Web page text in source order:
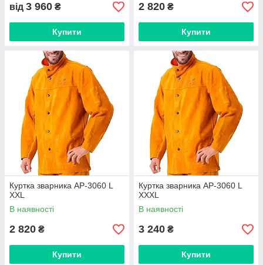
від 3 960 ₴
Купити
2 820 ₴
Купити
Куртка зварника AP-3060 L
XXL
В наявності
2 820 ₴
Купити
Куртка зварника AP-3060 L
XXXL
В наявності
3 240 ₴
Купити